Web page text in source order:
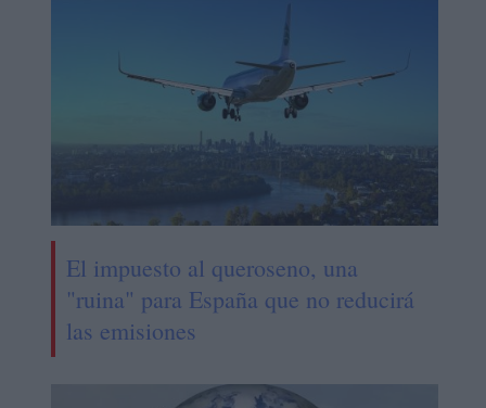
El impuesto al queroseno, una
"ruina" para España que no reducirá
las emisiones